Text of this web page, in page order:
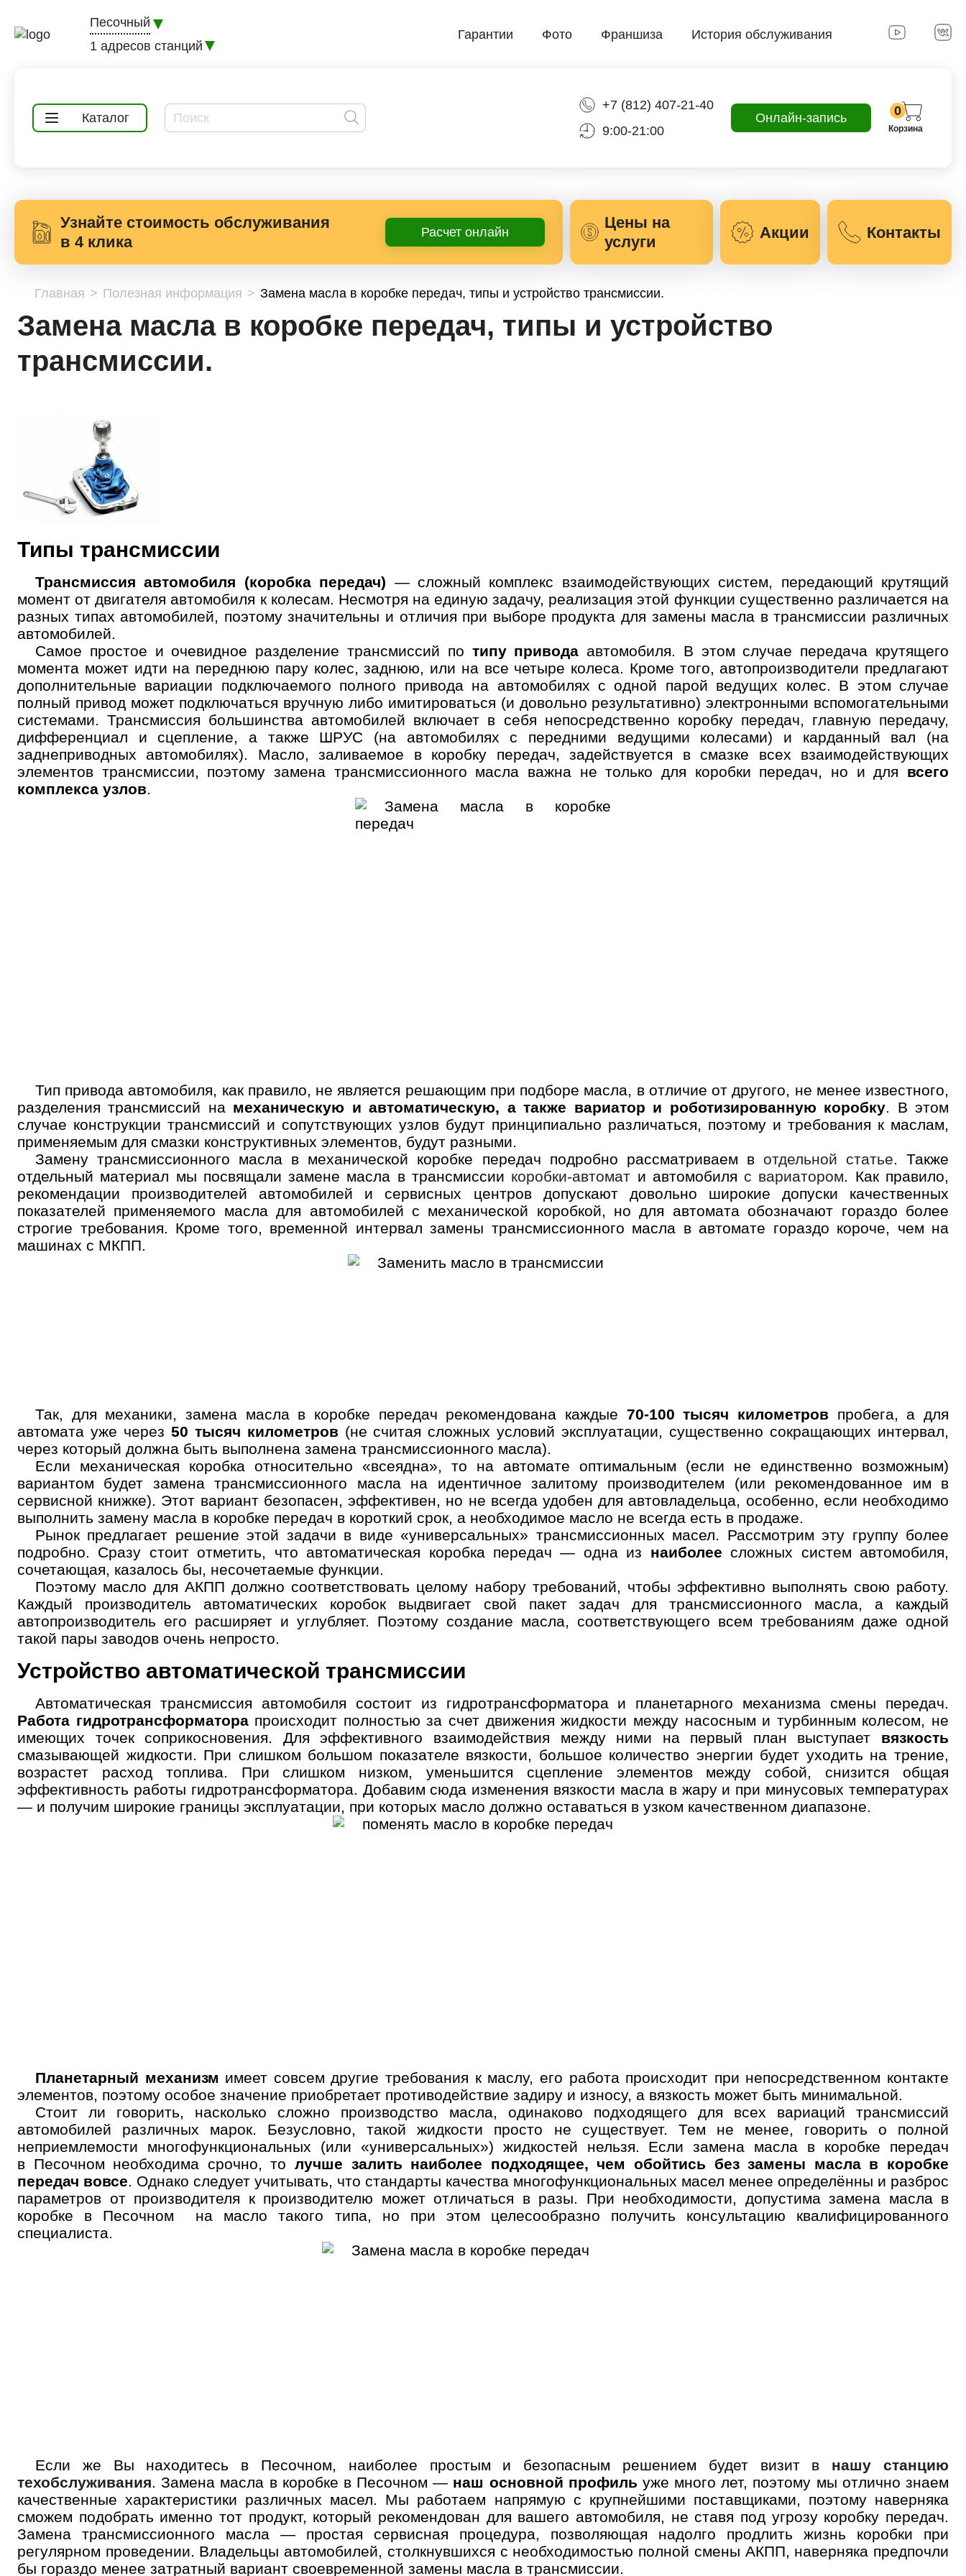
Песочный
1 адресов станций
Гарантии Фото Франшиза История обслуживания
Каталог
+7 (812) 407-21-40
9:00-21:00
Онлайн-запись 0
Корзина
Узнайте стоимость обслуживания
в 4 клика
Расчет онлайн
Цены на
услуги
Акции Контакты
Главная Полезная информация Замена масла в коробке передач, типы и устройство трансмиссии.
Замена масла в коробке передач, типы и устройство
трансмиссии.
Типы трансмиссии
Трансмиссия автомобиля (коробка передач) — сложный комплекс взаимодействующих систем, передающий крутящий
момент от двигателя автомобиля к колесам. Несмотря на единую задачу, реализация этой функции существенно различается на
разных типах автомобилей, поэтому значительны и отличия при выборе продукта для замены масла в трансмиссии различных
автомобилей.
Самое простое и очевидное разделение трансмиссий по типу привода автомобиля. В этом случае передача крутящего
момента может идти на переднюю пару колес, заднюю, или на все четыре колеса. Кроме того, автопроизводители предлагают
дополнительные вариации подключаемого полного привода на автомобилях с одной парой ведущих колес. В этом случае
полный привод может подключаться вручную либо имитироваться (и довольно результативно) электронными вспомогательными
системами. Трансмиссия большинства автомобилей включает в себя непосредственно коробку передач, главную передачу,
дифференциал и сцепление, а также ШРУС (на автомобилях с передними ведущими колесами) и карданный вал (на
заднеприводных автомобилях). Масло, заливаемое в коробку передач, задействуется в смазке всех взаимодействующих
элементов трансмиссии, поэтому замена трансмиссионного масла важна не только для коробки передач, но и для всего
комплекса узлов.
Тип привода автомобиля, как правило, не является решающим при подборе масла, в отличие от другого, не менее известного,
разделения трансмиссий на механическую и автоматическую, а также вариатор и роботизированную коробку. В этом
случае конструкции трансмиссий и сопутствующих узлов будут принципиально различаться, поэтому и требования к маслам,
применяемым для смазки конструктивных элементов, будут разными.
Замену трансмиссионного масла в механической коробке передач подробно рассматриваем в отдельной статье. Также
отдельный материал мы посвящали замене масла в трансмиссии коробки-автомат и автомобиля с вариатором. Как правило,
рекомендации производителей автомобилей и сервисных центров допускают довольно широкие допуски качественных
показателей применяемого масла для автомобилей с механической коробкой, но для автомата обозначают гораздо более
строгие требования. Кроме того, временной интервал замены трансмиссионного масла в автомате гораздо короче, чем на
машинах с МКПП.
Так, для механики, замена масла в коробке передач рекомендована каждые 70-100 тысяч километров пробега, а для
автомата уже через 50 тысяч километров (не считая сложных условий эксплуатации, существенно сокращающих интервал,
через который должна быть выполнена замена трансмиссионного масла).
Если механическая коробка относительно «всеядна», то на автомате оптимальным (если не единственно возможным)
вариантом будет замена трансмиссионного масла на идентичное залитому производителем (или рекомендованное им в
сервисной книжке). Этот вариант безопасен, эффективен, но не всегда удобен для автовладельца, особенно, если необходимо
выполнить замену масла в коробке передач в короткий срок, а необходимое масло не всегда есть в продаже.
Рынок предлагает решение этой задачи в виде «универсальных» трансмиссионных масел. Рассмотрим эту группу более
подробно. Сразу стоит отметить, что автоматическая коробка передач — одна из наиболее сложных систем автомобиля,
сочетающая, казалось бы, несочетаемые функции.
Поэтому масло для АКПП должно соответствовать целому набору требований, чтобы эффективно выполнять свою работу.
Каждый производитель автоматических коробок выдвигает свой пакет задач для трансмиссионного масла, а каждый
автопроизводитель его расширяет и углубляет. Поэтому создание масла, соответствующего всем требованиям даже одной
такой пары заводов очень непросто.
Устройство автоматической трансмиссии
Автоматическая трансмиссия автомобиля состоит из гидротрансформатора и планетарного механизма смены передач.
Работа гидротрансформаторапроисходит полностью за счет движения жидкости между насосным и турбинным колесом, не
имеющих точек соприкосновения. Для эффективного взаимодействия между ними на первый план выступает вязкость
смазывающей жидкости. При слишком большом показателе вязкости, большое количество энергии будет уходить на трение,
возрастет расход топлива. При слишком низком, уменьшится сцепление элементов между собой, снизится общая
эффективность работы гидротрансформатора. Добавим сюда изменения вязкости масла в жару и при минусовых температурах
— и получим широкие границы эксплуатации, при которых масло должно оставаться в узком качественном диапазоне.
Планетарный механизм имеет совсем другие требования к маслу, его работа происходит при непосредственном контакте
элементов, поэтому особое значение приобретает противодействие задиру и износу, а вязкость может быть минимальной.
Стоит ли говорить, насколько сложно производство масла, одинаково подходящего для всех вариаций трансмиссий
автомобилей различных марок. Безусловно, такой жидкости просто не существует. Тем не менее, говорить о полной
неприемлемости многофункциональных (или «универсальных») жидкостей нельзя. Если замена масла в коробке передач
в Песочном необходима срочно, то лучше залить наиболее подходящее, чем обойтись без замены масла в коробке
передач вовсе. Однако следует учитывать, что стандарты качества многофункциональных масел менее определённы и разброс
параметров от производителя к производителю может отличаться в разы. При необходимости, допустима замена масла в
коробке в Песочном на масло такого типа, но при этом целесообразно получить консультацию квалифицированного
специалиста.
Если же Вы находитесь в Песочном, наиболее простым и безопасным решением будет визит в нашу станцию
техобслуживания. Замена масла в коробке в Песочном — наш основной профиль уже много лет, поэтому мы отлично знаем
качественные характеристики различных масел. Мы работаем напрямую с крупнейшими поставщиками, поэтому наверняка
сможем подобрать именно тот продукт, который рекомендован для вашего автомобиля, не ставя под угрозу коробку передач.
Замена трансмиссионного масла — простая сервисная процедура, позволяющая надолго продлить жизнь коробки при
регулярном проведении. Владельцы автомобилей, столкнувшихся с необходимостью полной смены АКПП, наверняка предпочли
бы гораздо менее затратный вариант своевременной замены масла в трансмиссии.
Далее
История обслуживания
Номер телефона ОК